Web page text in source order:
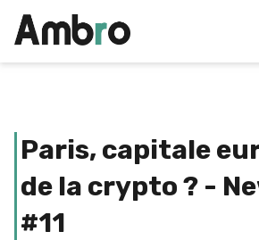
Paris, capitale
de la crypto ? -
#11